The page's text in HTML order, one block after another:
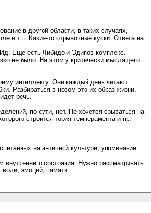
в другой области, в таких случаях,
и т.п. Какие-то отрывочные куски. Ответа на
Еще есть Либидо и Эдипов комплекс.
не было. На этом у критически мыслящего
интеллекту. Они каждый день читают
Разбираться в новом это их образ жизни.
речь.
по-сути, нет. Не хочется срываться на
строится тория темперамента и пр.
на античной культуре, упоминание
состояния. Нужно рассматривать
эмоций, памяти ...